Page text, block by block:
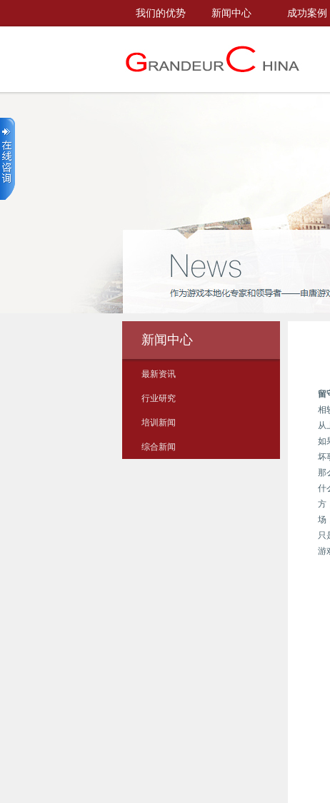
我们的优势 新闻中心 成功案例
新闻中心
最新资讯
行业研究
培训新闻
综合新闻
留
相
从
如
坏
那
什
方
场
只
游